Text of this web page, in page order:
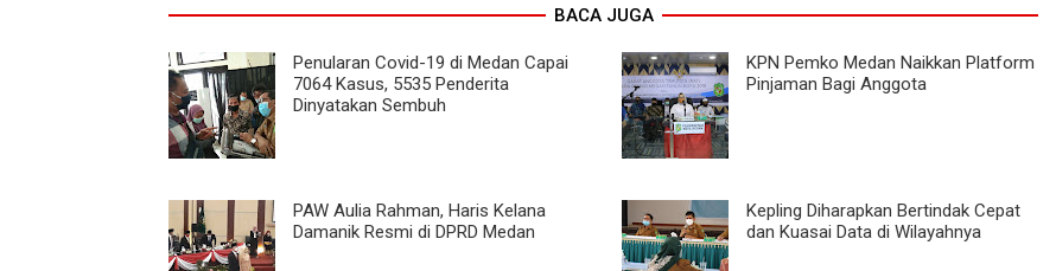
BACA JUGA
Penularan Covid-19 di Medan Capai
7064 Kasus, 5535 Penderita
Dinyatakan Sembuh
KPN Pemko Medan Naikkan Platform
Pinjaman Bagi Anggota
PAW Aulia Rahman, Haris Kelana
Damanik Resmi di DPRD Medan
Kepling Diharapkan Bertindak Cepat
dan Kuasai Data di Wilayahnya